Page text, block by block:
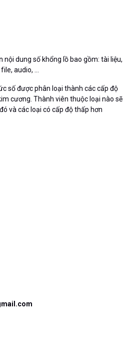
nội dung số khổng lồ bao gồm: tài liệu,
audio, ...
số được phân loại thành các cấp độ
cương. Thành viên thuộc loại nào sẽ
và các loại có cấp độ thấp hơn